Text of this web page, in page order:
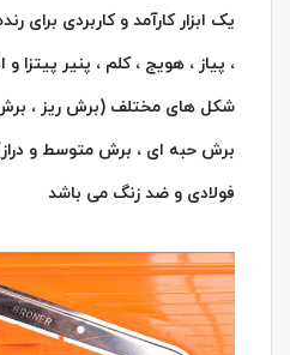
یک ابزار کارآمد و کاربردی برای
، پیاز ، هویج ، کلم ، پنیر پیتزا
شکل های مختلف (برش ریز ، برش
برش حبه ای ، برش متوسط و
فولادی و ضد زنگ می باشد